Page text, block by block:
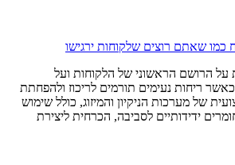
שאתם רוצים שלקוחות ירגישו
הרושם הראשוני של הלקוחות ועל
ריחות נעימים תורמים לריכוז ולהפחתת
של מערכות הניקיון והמיזוג, כולל שימוש
ידידותיים לסביבה, הכרחית ליצירת